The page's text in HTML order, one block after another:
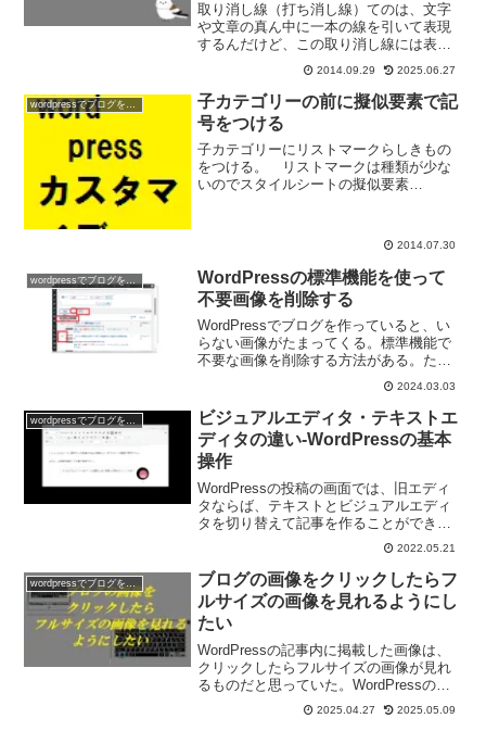
取り消し線（打ち消し線）てのは、文字
や文章の真ん中に一本の線を引いて表現
するんだけど、この取り消し線には表示
以外には何か意味があるんだろうか？
単純に文字の装飾でしかないの？ 検索
エンジン等の表示結果に何らかの意味を
持つの？取り消し線（打ち...
2014.09.29 2025.06.27
wordpressでブログを作ろう
子カテゴリーの前に擬似要素で記
号をつける
子カテゴリーにリストマークらしきもの
をつける。 リストマークは種類が少な
いのでスタイルシートの擬似要素
も、音声でもリストマークの変わりに利
2014.07.30
WordPressの標準機能を使って
不要画像を削除する
WordPressでブログを作っていると、い
らない画像がたまってくる。標準機能で
不要な画像を削除する方法がある。た
だ、不都合が起きるリスクが高く、バッ
クアックがとってないととても困ること
になる。でも、せっかくの標準機能なの
でご紹介しておく。
2024.03.03
wordpressでブログを作ろう
ビジュアルエディタ・テキストエ
ディタの違い-WordPressの基本
操作
WordPressの投稿の画面では、旧エディ
タならば、テキストとビジュアルエディ
タを切り替えて記事を作ることができ
る。テキストとビジュアルエディタの違
いについてのお話。新ブロックエディタ
より旧エディタのほうが人によっては使
いやすい。と思う。
2022.05.21
ブログの画像をクリックしたらフ
ルサイズの画像を見れるようにし
たい
WordPressの記事内に掲載した画像は、
クリックしたらフルサイズの画像が見れ
るものだと思っていた。WordPressのメ
ディア追加時の設定や画像の編集時の設
定が間違ってるとクリックしてもフルサ
2025.04.27 2025.05.09